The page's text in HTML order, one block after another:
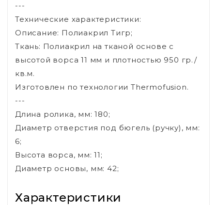
---
Технические характеристики:
Описание: Полиакрил Тигр;
Ткань: Полиакрил на тканой основе с
высотой ворса 11 мм и плотностью 950 гр./
кв.м.
Изготовлен по технологии Thermofusion.
---
Длина ролика, мм: 180;
Диаметр отверстия под бюгель (ручку), мм:
6;
Высота ворса, мм: 11;
Диаметр основы, мм: 42;
Характеристики